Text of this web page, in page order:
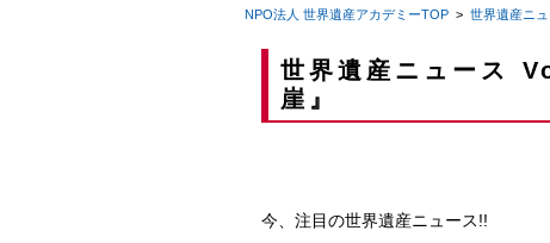
NPO法人 世界遺産アカデミーTOP> 世界遺産ニュ
世界遺産ニュース
崖』
今、注目の世界遺産ニュース!!